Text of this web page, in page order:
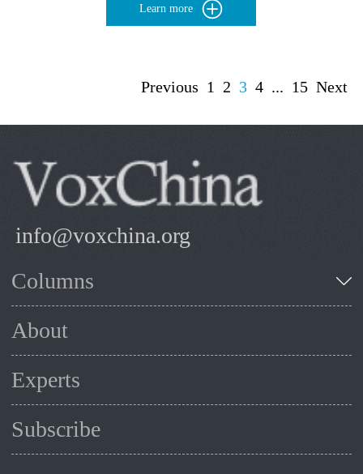
Learn more
Previous 1 2 3 4 ... 15 Next
info@voxchina.org
Columns
About
Experts
Subscribe